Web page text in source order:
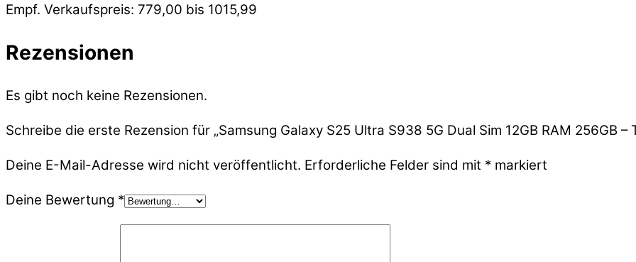
Empf. Verkaufspreis: 779,00 bis 1015,99
Rezensionen
Es gibt noch keine Rezensionen.
Schreibe die erste Rezension für „Samsung Galaxy S25 Ultra S938 5G Dual Sim 12GB RAM 256GB –
Deine E-Mail-Adresse wird nicht veröffentlicht. Erforderliche Felder sind mit * markiert
Deine Bewertung *